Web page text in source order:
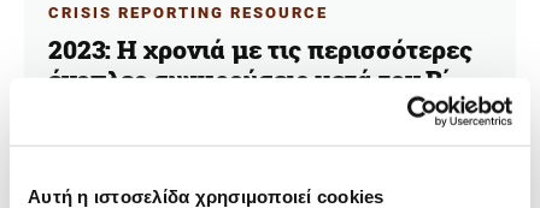
Αυτή η ιστοσελίδα χρησιμοποιεί cookies
CRISIS REPORTING RESOURCE
2023: Η χρονιά με τις περισσότερες
ένοπλες συγκρούσεις μετά τον Β΄